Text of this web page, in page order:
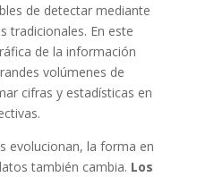
de detectar mediante
tradicionales. En este
de la información
volúmenes de
cifras y estadísticas en
evolucionan, la forma en
también cambia. Los